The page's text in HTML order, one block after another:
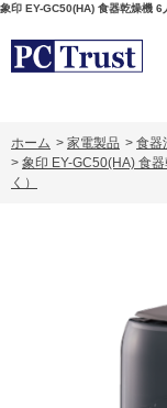
象印 EY-GC50(HA) 食器乾燥機 6
ホーム > 家電製品 > 食器
> 象印 EY-GC50(HA) 食
く）